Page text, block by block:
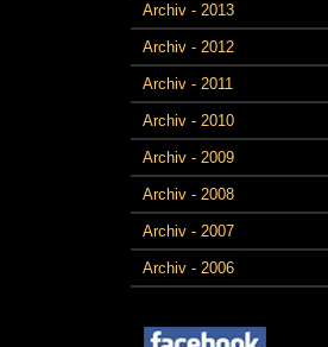
Archiv - 2013
Archiv - 2012
Archiv - 2011
Archiv - 2010
Archiv - 2009
Archiv - 2008
Archiv - 2007
Archiv - 2006